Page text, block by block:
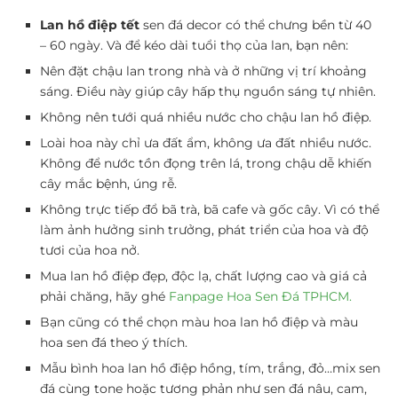
Lan hồ điệp tết sen đá decor có thể chưng bền từ 40
– 60 ngày. Và để kéo dài tuổi thọ của lan, bạn nên:
Nên đặt chậu lan trong nhà và ở những vị trí khoảng
sáng. Điều này giúp cây hấp thụ nguồn sáng tự nhiên.
Không nên tưới quá nhiều nước cho chậu lan hồ điệp.
Loài hoa này chỉ ưa đất ẩm, không ưa đất nhiều nước.
Không để nước tồn đọng trên lá, trong chậu dễ khiến
cây mắc bệnh, úng rễ.
Không trực tiếp đổ bã trà, bã cafe và gốc cây. Vì có thể
làm ảnh hưởng sinh trưởng, phát triển của hoa và độ
tươi của hoa nở.
Mua lan hồ điệp đẹp, độc lạ, chất lượng cao và giá cả
phải chăng, hãy ghé Fanpage Hoa Sen Đá TPHCM.
Bạn cũng có thể chọn màu hoa lan hồ điệp và màu
hoa sen đá theo ý thích.
Mẫu bình hoa lan hồ điệp hồng, tím, trắng, đỏ…mix sen
đá cùng tone hoặc tương phản như sen đá nâu, cam,